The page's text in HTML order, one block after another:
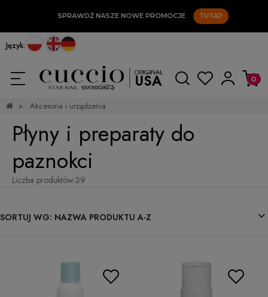
SPRAWDŹ NASZE NOWE PROMOCJE TUTAJ!
Język:
» Akcesoria i urządzenia
Płyny i preparaty do
paznokci
Liczba produktów:39
SORTUJ WG: NAZWA PRODUKTU A-Z